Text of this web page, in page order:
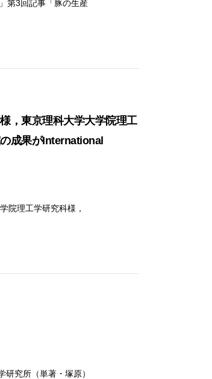
第3回記事「豚の生産
，東京理科大学大学院理工
成果がInternational
院理工学研究科様，
究所（単著・塚原）